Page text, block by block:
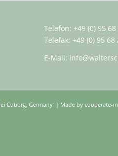
Telefon: +49 (0) 95
Telefax: +49 (0) 95 68
E-Mail:
Coburg, Germany | Made by cooperate-